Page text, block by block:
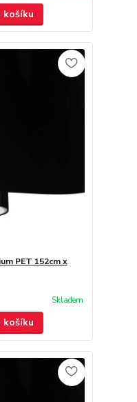
košíku
PET 152cm x
Skladem
košíku